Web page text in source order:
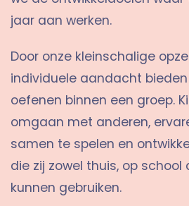
jaar aan werken.
Door onze kleinschalige
individuele aandacht
oefenen binnen een groep.
omgaan met anderen,
samen te spelen en
die zij zowel thuis, op school
kunnen gebruiken.